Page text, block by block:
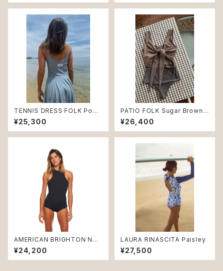
TENNIS DRESS FOLK Powd
er Blue ♻︎
¥25,300
PATIO FOLK Sugar Brown
NUDE ♻︎
¥26,400
AMERICAN BRIGHTON Ner
o ♻︎
¥24,200
LAURA RINASCITA Paisley
¥27,500